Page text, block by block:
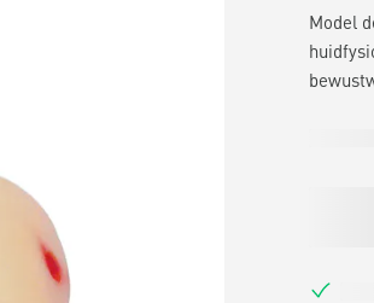
Model